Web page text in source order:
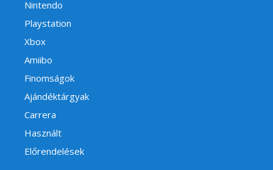
Nintendo
Playstation
Xbox
Amiibo
Finomságok
Ajándéktárgyak
Carrera
Használt
Előrendelések